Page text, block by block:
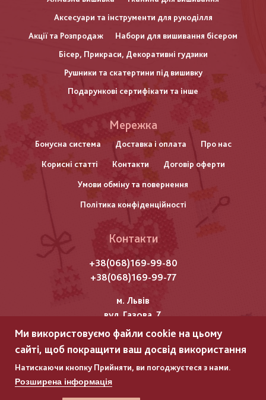
Аксесуари та інструменти для рукоділля
Акції та Розпродаж
Набори для вишивання бісером
Бісер, Прикраси, Декоративні гудзики
Рушники та скатертини під вишивку
Подарункові сертифікати та інше
нижнього
колонтитулу
Мережка
Бонусна система Доставка і оплата Про нас
Корисні статті Контакти Договір оферти
Умови обміну та повернення
Політика конфіденційності
Контакти
+38(068)169-99-80
+38(068)169-99-77
м. Львів
вул. Газова, 7
Всі права захищені "Мережка"
Copyright © 2025
Ми використовуємо файли cookie на цьому
сайті, щоб покращити ваш досвід використання
Натискаючи кнопку Прийняти, ви погоджуєтеся з нами.
Розширена інформація